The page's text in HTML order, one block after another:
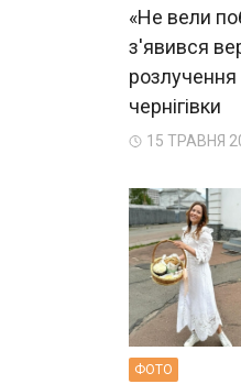
«Не вели
з'явився
розлучення
чернігівки
15 ТРАВНЯ
ФОТО